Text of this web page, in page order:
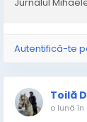
Autentifică-te
Toilă
o lună în